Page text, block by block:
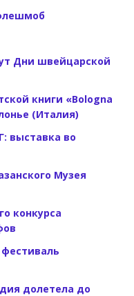
Дни швейцарской
книги «Bologna
(Италия)
выставка во
Музея
конкурса
долетела до